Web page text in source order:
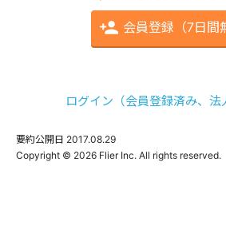
会員登録（7日間
ログイン（会員登録済み、法
要約公開日 2017.08.29